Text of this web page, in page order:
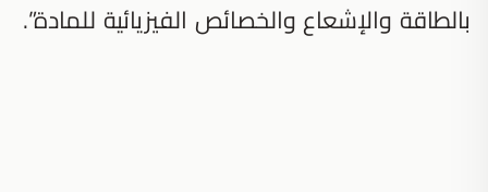
بالطاقة والإشعاع والخصائص الفيزيائية للمادة”.